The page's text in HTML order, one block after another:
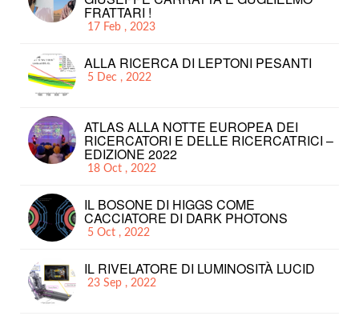
FRATTARI !
17 Feb , 2023
ALLA RICERCA DI LEPTONI PESANTI
5 Dec , 2022
ATLAS ALLA NOTTE EUROPEA DEI
RICERCATORI E DELLE RICERCATRICI –
EDIZIONE 2022
18 Oct , 2022
IL BOSONE DI HIGGS COME
CACCIATORE DI DARK PHOTONS
5 Oct , 2022
IL RIVELATORE DI LUMINOSITÀ LUCID
23 Sep , 2022